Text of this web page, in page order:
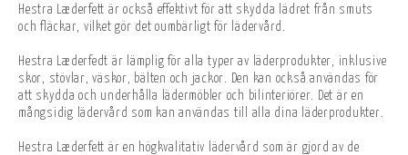
Hestra Læderfett är också effektivt för att skydda lädret från smuts
och fläckar, vilket gör det oumbärligt för lädervård.
Hestra Læderfedt är lämplig för alla typer av läderprodukter, inklusive
skor, stövlar, väskor, bälten och jackor. Den kan också användas för
att skydda och underhålla lädermöbler och bilinteriörer. Det är en
mångsidig lädervård som kan användas till alla dina läderprodukter.
Hestra Læderfett är en högkvalitativ lädervård som är gjord av de